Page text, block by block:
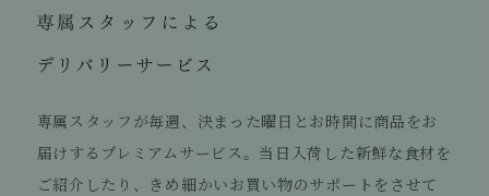
専属スタッフが毎週、決まった曜日とお時間に商品をお
届けするプレミアムサービス。当日入荷した新鮮な食材を
ご紹介したり、きめ細かいお買い物のサポートをさせて